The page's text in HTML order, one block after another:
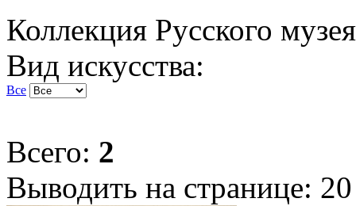
Коллекция Русского музея
Вид искусства:
Все
Всего: 2
Выводить на странице: 20